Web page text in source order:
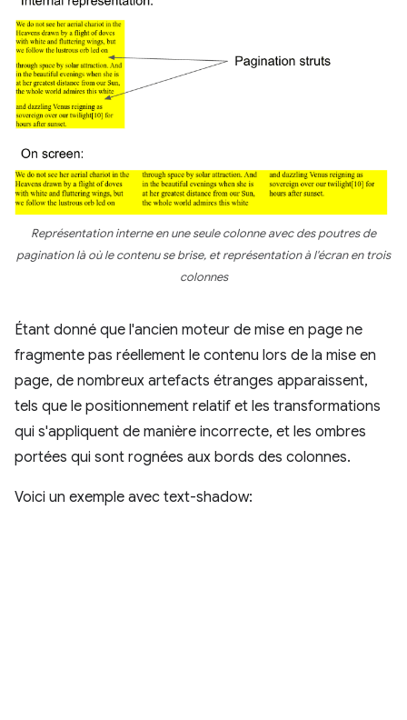
Représentation interne en une seule colonne avec des poutres de
pagination là où le contenu se brise, et représentation à l'écran en trois
colonnes
Étant donné que l'ancien moteur de mise en page ne
fragmente pas réellement le contenu lors de la mise en
page, de nombreux artefacts étranges apparaissent,
tels que le positionnement relatif et les transformations
qui s'appliquent de manière incorrecte, et les ombres
portées qui sont rognées aux bords des colonnes.
Voici un exemple avec text-shadow: